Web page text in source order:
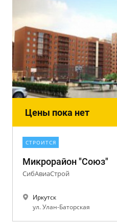
Цены пока нет
СТРОИТСЯ
Микрорайон "Союз"
СибАвиаСтрой
Иркутск
ул. Улан-Баторская